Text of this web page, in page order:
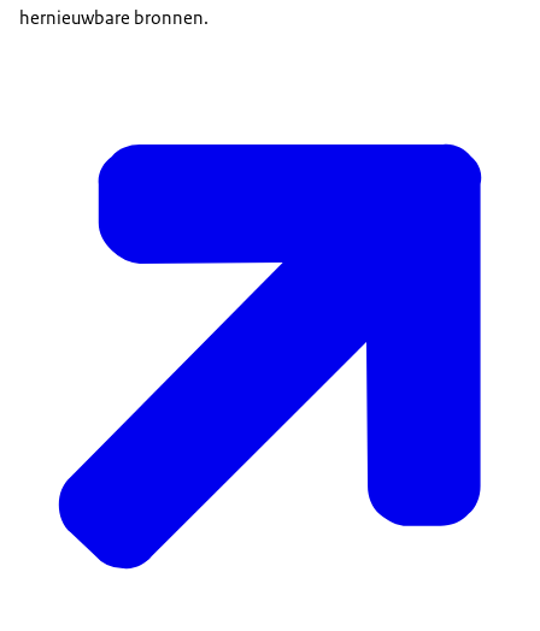
hernieuwbare bronnen.